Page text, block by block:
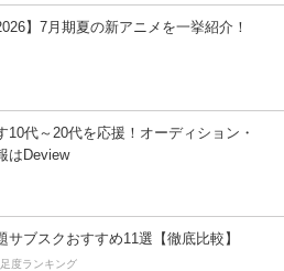
】7月期夏の新アニメを一挙紹介！
10代～20代を応援！オーディション・
はDeview
サブスクおすすめ11選【徹底比較】
度ランキング